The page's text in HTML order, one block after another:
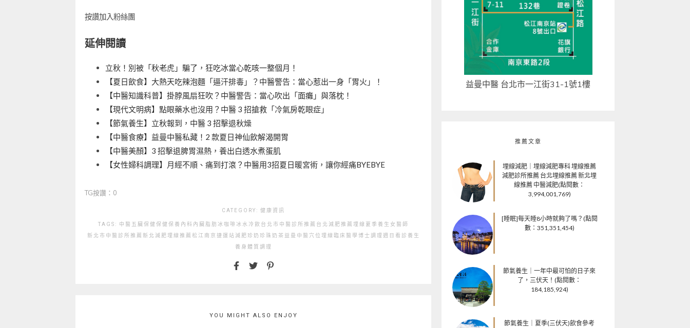
按讚加入粉絲團
延伸閱讀
立秋！別被「秋老虎」騙了，狂吃冰當心乾咳一整個月！
【夏日飲食】大熱天吃辣泡麵「逼汗排毒」？中醫警告：當心惹出一身「胃火」！
【中醫知識科普】掛脖風扇狂吹？中醫警告：當心吹出「面癱」與落枕！
【現代文明病】點眼藥水也沒用？中醫 3 招搶救「冷氣房乾眼症」
【節氣養生】立秋報到，中醫 3 招擊退秋燥
【中醫食療】益曼中醫私藏！2 款夏日神仙飲解渴開胃
【中醫美顏】3 招擊退脾胃濕熱，養出白透水煮蛋肌
【女性婦科調理】月經不順、痛到打滾？中醫用3招夏日暖宮術，讓你經痛BYEBYE
TG按讚：0
CATEGORY: 健康資訊
TAGS: 中醫 五臟保健保健保養 內科 內臟脂肪冰咖啡冰水 冷飲 台北市中醫診所推薦 台北減肥推薦 埋線 夏季養生 女醫師
新北市中醫診所推薦 新北減肥埋線推薦 松江南京捷運站 減肥珍奶 珍珠奶茶 益曼中醫 穴位埋線 臨床醫學博士調理 週日看診 養生
養身 體質調理
YOU MIGHT ALSO ENJOY
益曼中醫 台北市一江街31-1號1樓
推薦文章
埋線減肥｜埋線減肥專科 埋線推薦
減肥診所推薦 台北埋線推薦 新北埋
線推薦 中醫減肥(點閱數：
3,994,001,769)
[睡眠]每天睡8小時就夠了嗎？(點閱
數：351,351,454)
節氣養生｜一年中最可怕的日子來
了，三伏天！(點閱數：
184,185,924)
節氣養生｜夏季(三伏天)飲食參考